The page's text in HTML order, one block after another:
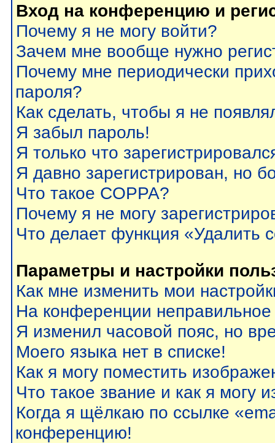
Вход на конференцию и
Почему я не могу войти?
Зачем мне вообще нужно
Почему мне периодически
пароля?
Как сделать, чтобы я не
Я забыл пароль!
Я только что
Я давно зарегистрирован, но
Что такое COPPA?
Почему я не могу
Что делает функция «Удалить
Параметры и настройки
Как мне изменить мои
На конференции
Я изменил часовой пояс, но
Моего языка нет в списке!
Как я могу поместить
Что такое звание и как я могу
Когда я щёлкаю по ссылке
конференцию!